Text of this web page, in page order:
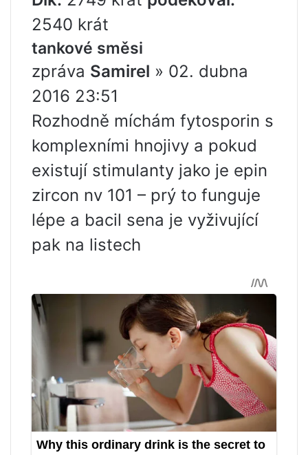
2540 krát
tankové směsi
zpráva Samirel » 02. dubna
2016 23:51
Rozhodně míchám fytosporin s
komplexními hnojivy a pokud
existují stimulanty jako je epin
zircon nv 101 – prý to funguje
lépe a bacil sena je vyživující
pak na listech